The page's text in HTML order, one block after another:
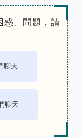
惑、問題，請
聊天
聊天